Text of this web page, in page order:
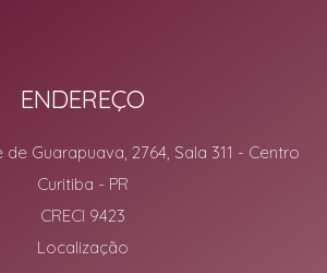
ENDEREÇO
Guarapuava, 2764, Sala 311 - Centro
Curitiba - PR
CRECI 9423
Localização